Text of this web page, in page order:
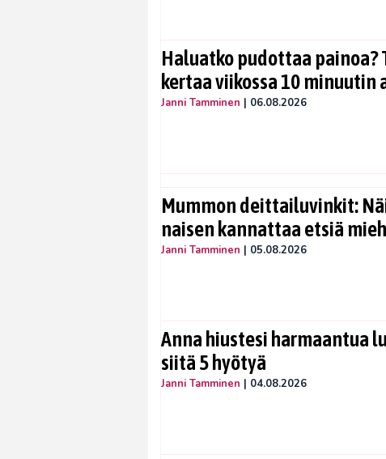
Haluatko pudottaa painoa?
kertaa viikossa 10 minuutin
Janni Tamminen | 06.08.2026
Mummon deittailuvinkit:
naisen kannattaa etsiä
Janni Tamminen | 05.08.2026
Anna hiustesi harmaantua
siitä 5 hyötyä
Janni Tamminen | 04.08.2026